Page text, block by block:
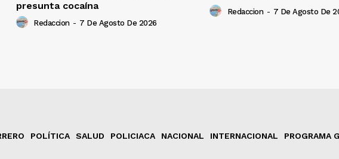
presunta cocaína
Redaccion - 7 De Agosto De 2026
Redaccion - 7 De Agosto De
POLÍTICA SALUD POLICIACA NACIONAL INTERNACIONAL PROGRAMA